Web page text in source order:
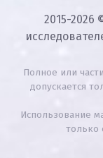
2015-2026
Полное или
допускается
Использование
только